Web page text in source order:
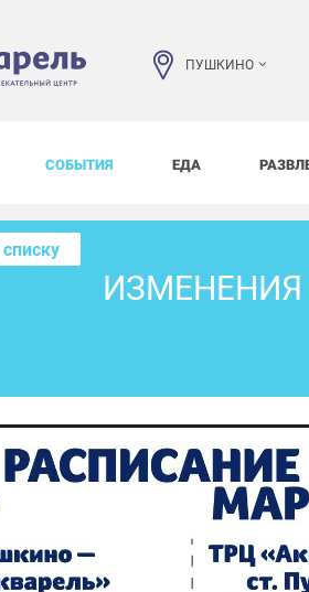
ПУШКИНО
СОБЫТИЯ ЕДА